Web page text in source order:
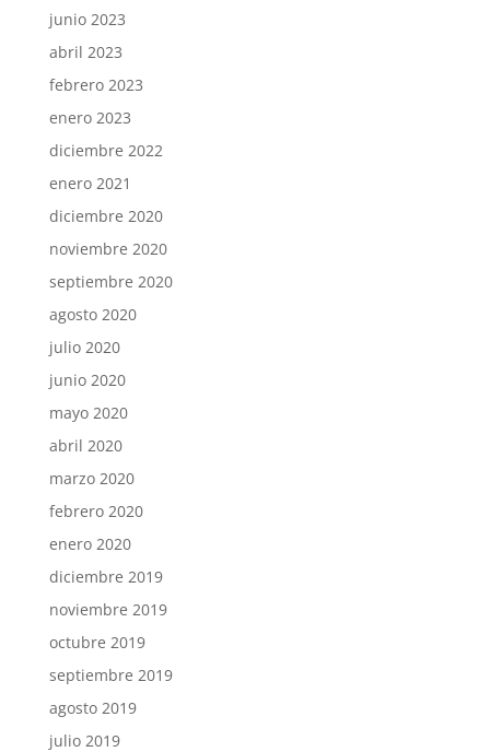
junio 2023
abril 2023
febrero 2023
enero 2023
diciembre 2022
enero 2021
diciembre 2020
noviembre 2020
septiembre 2020
agosto 2020
julio 2020
junio 2020
mayo 2020
abril 2020
marzo 2020
febrero 2020
enero 2020
diciembre 2019
noviembre 2019
octubre 2019
septiembre 2019
agosto 2019
julio 2019